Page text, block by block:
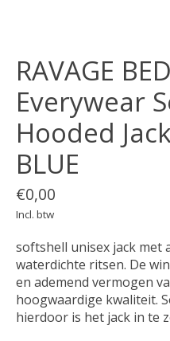
RAVAGE
Everywear
Hooded
BLUE
€0,00
Incl. btw
softshell unisex jack met
waterdichte ritsen. De
en ademend vermogen
hoogwaardige kwaliteit.
hierdoor is het jack in te